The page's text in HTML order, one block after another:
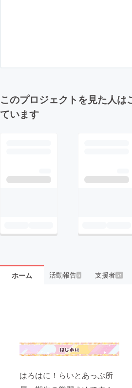
このプロジェクトを見た人は
ています
ホーム 活動報告6 支援者51
はろはに！らいとあっぷ所